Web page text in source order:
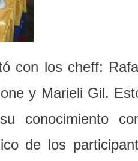
con los cheff:
y Marieli Gil.
conocimiento
de los